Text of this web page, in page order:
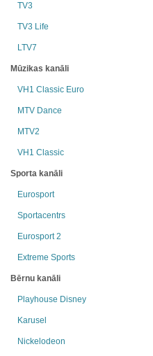
TV3
TV3 Life
LTV7
Mūzikas kanāli
VH1 Classic Euro
MTV Dance
MTV2
VH1 Classic
Sporta kanāli
Eurosport
Sportacentrs
Eurosport 2
Extreme Sports
Bērnu kanāli
Playhouse Disney
Karusel
Nickelodeon